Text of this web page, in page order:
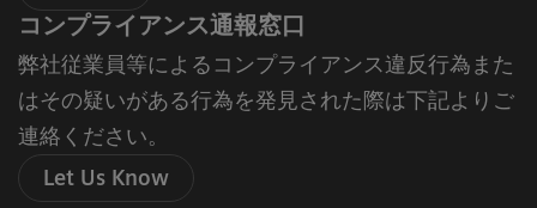
コンプライアンス通報窓口
弊社従業員等によるコンプライアンス違反行為また
はその疑いがある行為を発見された際は下記よりご
連絡ください。
Let Us Know